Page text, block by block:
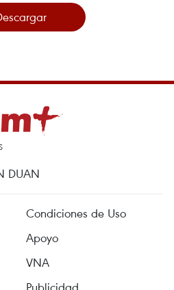
DUAN
Condiciones de Uso
Apoyo
VNA